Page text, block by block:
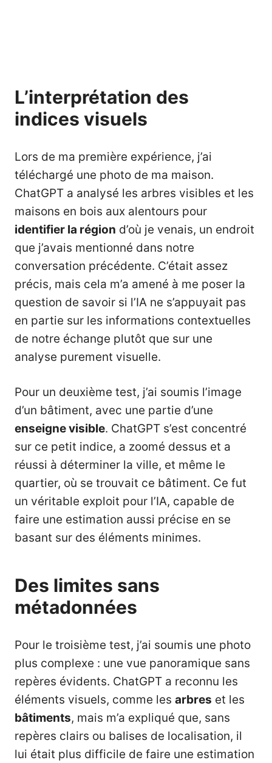
L’interprétation des
indices visuels
Lors de ma première expérience, j’ai
téléchargé une photo de ma maison.
ChatGPT a analysé les arbres visibles et les
maisons en bois aux alentours pour
identifier la région d’où je venais, un endroit
que j’avais mentionné dans notre
conversation précédente. C’était assez
précis, mais cela m’a amené à me poser la
question de savoir si l’IA ne s’appuyait pas
en partie sur les informations contextuelles
de notre échange plutôt que sur une
analyse purement visuelle.
Pour un deuxième test, j’ai soumis l’image
d’un bâtiment, avec une partie d’une
enseigne visible. ChatGPT s’est concentré
sur ce petit indice, a zoomé dessus et a
réussi à déterminer la ville, et même le
quartier, où se trouvait ce bâtiment. Ce fut
un véritable exploit pour l’IA, capable de
faire une estimation aussi précise en se
basant sur des éléments minimes.
Des limites sans
métadonnées
Pour le troisième test, j’ai soumis une photo
plus complexe : une vue panoramique sans
repères évidents. ChatGPT a reconnu les
éléments visuels, comme les arbres et les
bâtiments, mais m’a expliqué que, sans
repères clairs ou balises de localisation, il
lui était plus difficile de faire une estimation